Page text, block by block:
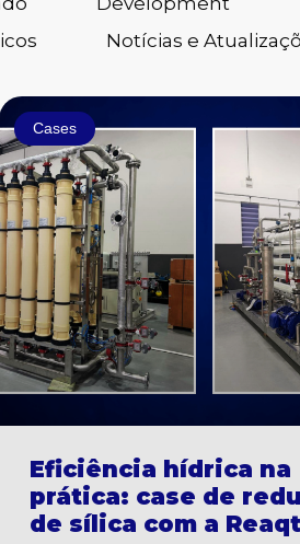
Notícias e
Cases
Eficiência hídrica na
prática: case de
de sílica com a Reaqt